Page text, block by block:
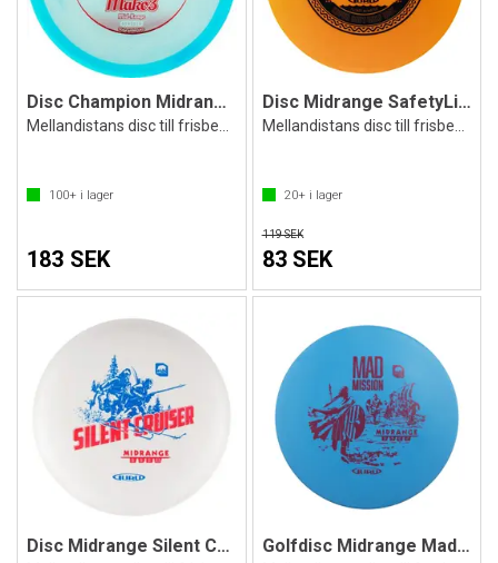
Disc Champion Midrange Mako3
100+ i lager
183 SEK
Disc Midrange SafetyLine Cirrus
20+i lager
119 SEK
83 SEK
Disc Midrange Silent Cruiser Golfdisc Midrange Mad Mission ArcticLine